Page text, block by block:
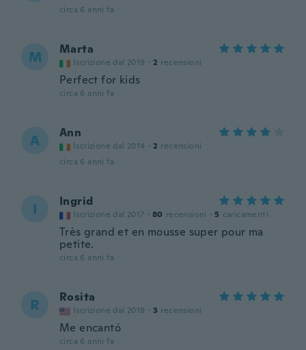
circa 6 anni fa
M Marta
Iscrizione dal 2019 · 2 recensioni
Perfect for kids
circa 6 anni fa
A Ann
Iscrizione dal 2014 · 2 recensioni
circa 6 anni fa
I Ingrid
Iscrizione dal 2017 · 80 recensioni · 5 caricamenti
Très grand et en mousse super pour ma
petite.
circa 6 anni fa
R Rosita
Iscrizione dal 2018 · 3 recensioni
Me encantó
circa 6 anni fa